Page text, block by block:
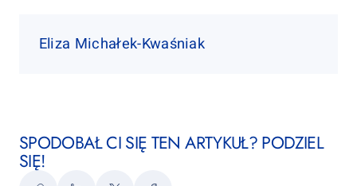
Eliza Michałek-Kwaśniak
SPODOBAŁ CI SIĘ TEN ARTYKUŁ? PODZIEL
SIĘ!